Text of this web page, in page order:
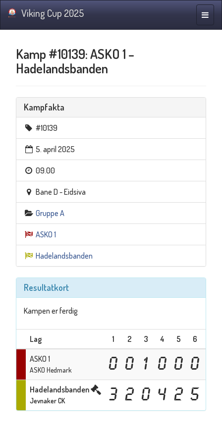
Viking Cup 2025
Kamp #10139: ASKO 1 –
Hadelandsbanden
Kampfakta
#10139
5. april 2025
09.00
Bane D - Eidsiva
Gruppe A
ASKO 1
Hadelandsbanden
Resultatkort
Kampen er ferdig
Lag 1 2 3 4 5 6
ASKO 1
ASKO Hedmark 0 0 1 0 0 0
Hadelandsbanden
Jevnaker CK 3 2 0 4 2 5